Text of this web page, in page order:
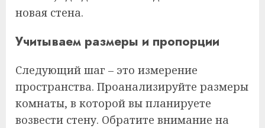
новая стена.
Учитываем размеры и пропорции
Следующий шаг – это измерение
пространства. Проанализируйте размеры
комнаты, в которой вы планируете
возвести стену. Обратите внимание на